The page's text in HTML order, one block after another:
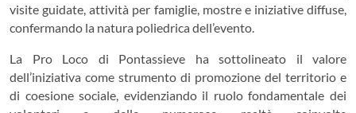
visite guidate, attività per famiglie, mostre e iniziative diffuse,
confermando la natura poliedrica dell’evento.
La Pro Loco di Pontassieve ha sottolineato il valore
dell’iniziativa come strumento di promozione del territorio e
di coesione sociale, evidenziando il ruolo fondamentale dei